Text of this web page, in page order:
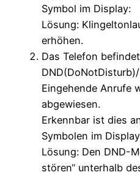
Symbol im Display:
Lösung:
erhöhen.
Das Telefon
Eingehende Anrufe
abgewiesen.
Erkennbar ist dies
Symbolen im
Lösung: Den DND-
stören“ unterhalb